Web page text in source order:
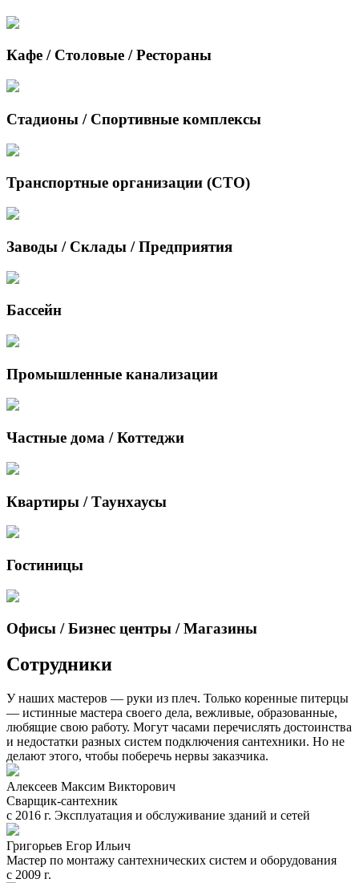
Кафе / Столовые / Рестораны
Стадионы / Спортивные комплексы
Транспортные организации (СТО)
Заводы / Склады / Предприятия
Бассейн
Промышленные канализации
Частные дома / Коттеджи
Квартиры / Таунхаусы
Гостиницы
Офисы / Бизнес центры / Магазины
Сотрудники
У наших мастеров — руки из плеч. Только коренные питерцы
— истинные мастера своего дела, вежливые, образованные,
любящие свою работу. Могут часами перечислять достоинства
и недостатки разных систем подключения сантехники. Но не
делают этого, чтобы поберечь нервы заказчика.
Алексеев Максим Викторович
Сварщик-сантехник
с 2016 г. Эксплуатация и обслуживание зданий и сетей
Григорьев Егор Ильич
Мастер по монтажу сантехнических систем и оборудования
с 2009 г.